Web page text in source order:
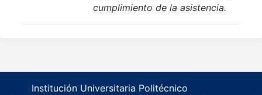
cumplimiento de la asistencia.
Institución Universitaria Politécnico